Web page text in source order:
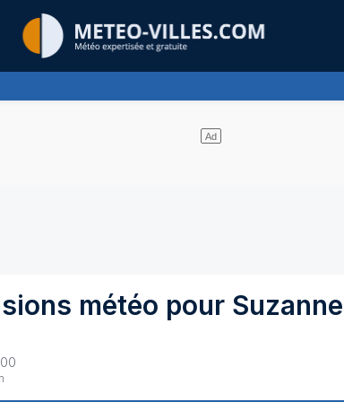
météo pour Suzanne